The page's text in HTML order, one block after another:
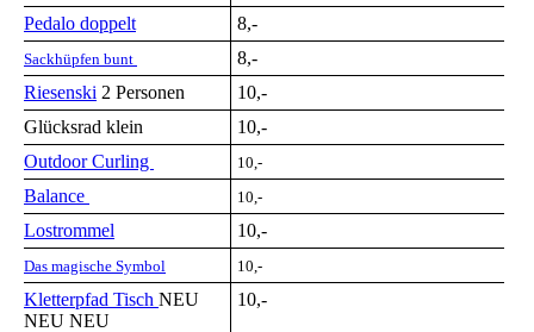
Pedalo doppelt
8,-
Sackhüpfen bunt
8,-
Riesenski 2 Personen
10,-
Glücksrad klein
10,-
Outdoor Curling
10,-
Balance 10,-
Lostrommel 10,-
Das magische Symbol 10,-
Kletterpfad Tisch NEU
NEU NEU
10,-